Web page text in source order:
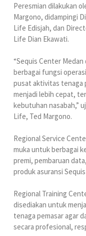
Peresmian dilakukan
Margono, didampingi
Life Edisjah, dan
Life Dian Ekawati.
“Sequis Center
berbagai fungsi
pusat aktivitas tenaga
menjadi lebih cepat,
kebutuhan nasabah,”
Life, Ted Margono.
Regional Service
muka untuk berbagai
premi, pembaruan
produk asuransi
Regional Training
disediakan untuk
tenaga pemasar agar
secara profesional,